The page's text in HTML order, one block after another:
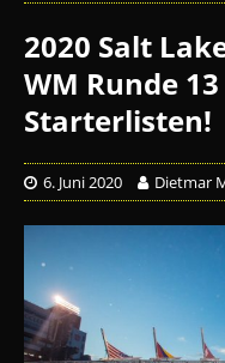
2020 Salt
WM Runde
Starterlisten!
6. Juni 2020 Dietmar